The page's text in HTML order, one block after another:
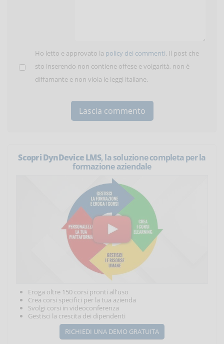
Ho letto e approvato la policy dei commenti. Il post che
sto inserendo non contiene offese e volgarità, non è
diffamante e non viola le leggi italiane.
Scopri DynDevice LMS, la soluzione completa per la
formazione aziendale
Eroga oltre 150 corsi pronti all'uso
Crea corsi specifici per la tua azienda
Svolgi corsi in videoconferenza
Gestisci la crescita dei dipendenti
RICHIEDI UNA DEMO GRATUITA